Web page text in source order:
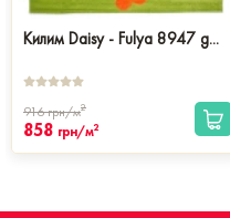
Килим Daisy - Fulya 8947 g...
916грн/м2
858 грн/м2